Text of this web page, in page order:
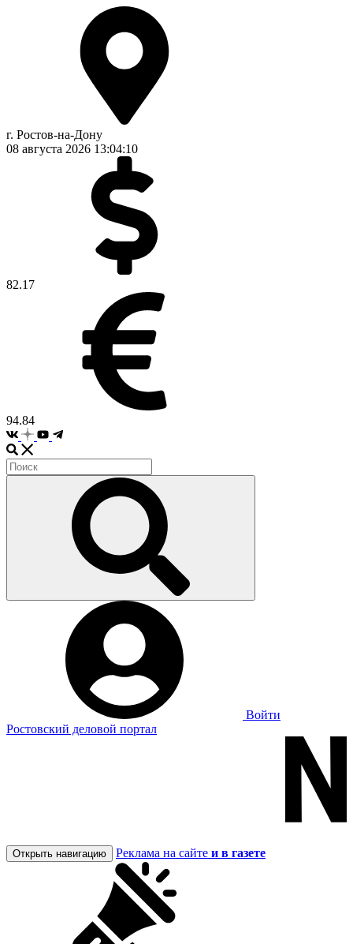
г. Ростов-на-Дону
08 августа 2026 13:04:11
82.17
94.84
Войти
Ростовский деловой портал
Открыть навигацию Реклама на сайте и в газете